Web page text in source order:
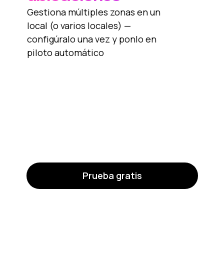
Prueba gratis
Gestiona múltiples zonas en un
local (o varios locales) —
configúralo una vez y ponlo en
piloto automático